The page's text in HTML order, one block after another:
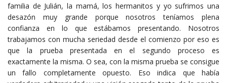
familia de Julián, la mamá, los hermanitos y yo sufrimos una
desazón muy grande porque nosotros teníamos plena
confianza en lo que estábamos presentando. Nosotros
trabajamos con mucha seriedad desde el comienzo por eso es
que la prueba presentada en el segundo proceso es
exactamente la misma. O sea, con la misma prueba se consigue
un fallo completamente opuesto. Eso indica que había